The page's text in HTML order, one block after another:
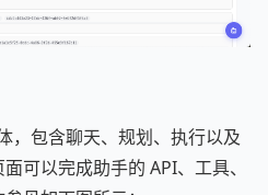
，包含聊天、规划、执行以及
可以完成助手的 API、工具、